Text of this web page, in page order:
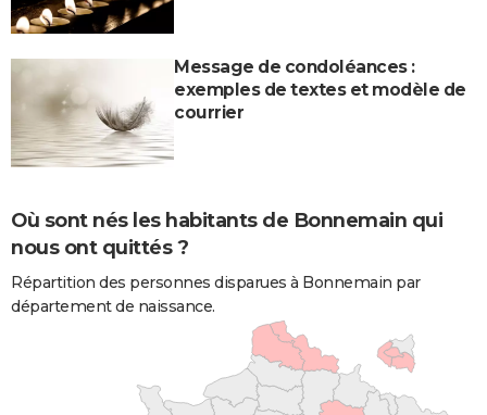
Message de condoléances :
exemples de textes et modèle de
courrier
Où sont nés les habitants de Bonnemain qui
nous ont quittés ?
Répartition des personnes disparues à Bonnemain par
département de naissance.